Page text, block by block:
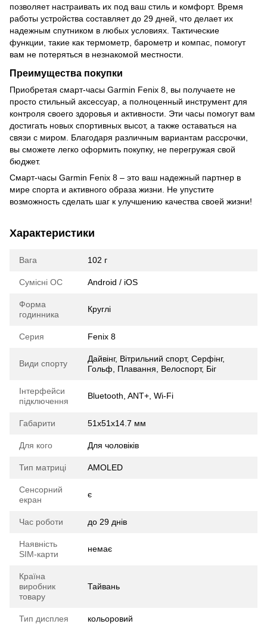
позволяет настраивать их под ваш стиль и комфорт. Время
работы устройства составляет до 29 дней, что делает их
надежным спутником в любых условиях. Тактические
функции, такие как термометр, барометр и компас, помогут
вам не потеряться в незнакомой местности.
Преимущества покупки
Приобретая смарт-часы Garmin Fenix 8, вы получаете не
просто стильный аксессуар, а полноценный инструмент для
контроля своего здоровья и активности. Эти часы помогут вам
достигать новых спортивных высот, а также оставаться на
связи с миром. Благодаря различным вариантам рассрочки,
вы сможете легко оформить покупку, не перегружая свой
бюджет.
Смарт-часы Garmin Fenix 8 – это ваш надежный партнер в
мире спорта и активного образа жизни. Не упустите
возможность сделать шаг к улучшению качества своей жизни!
Характеристики
Вага 102 г
Сумісні ОС Android / iOS
Форма
годинника
Круглі
Серия Fenix 8
Види спорту
Дайвінг, Вітрильний спорт, Серфінг,
Гольф, Плавання, Велоспорт, Біг
Інтерфейси
підключення
Bluetooth, ANT+, Wi-Fi
Габарити 51x51x14.7 мм
Для кого Для чоловіків
Тип матриці AMOLED
Сенсорний
екран
є
Час роботи до 29 днів
Наявність
SIM-карти
немає
Країна
виробник
товару
Тайвань
Тип дисплея кольоровий